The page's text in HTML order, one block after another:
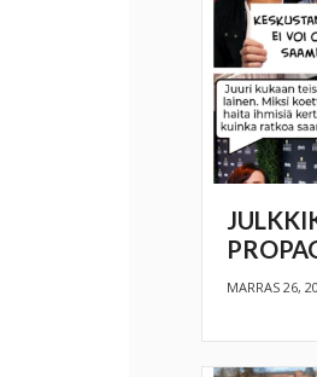
MARRAS 26,